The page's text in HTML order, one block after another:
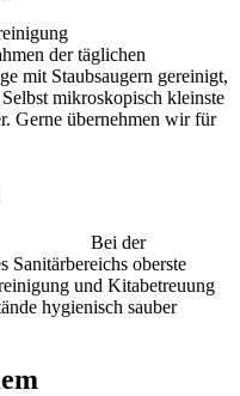
der täglichen
mit Staubsaugern gereinigt,
mikroskopisch kleinste
Gerne übernehmen wir für
Bei der
Sanitärbereichs oberste
und Kitabetreuung
hygienisch sauber